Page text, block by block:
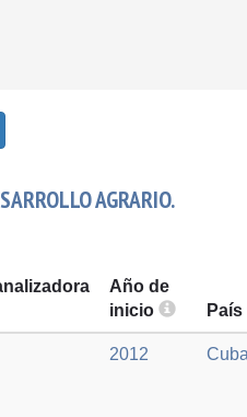
AGRARIO.
Año de
inicio
País
2012 Cuba